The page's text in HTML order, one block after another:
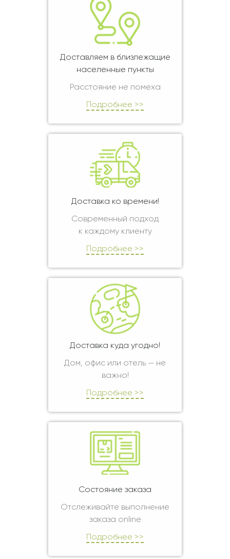
Доставляем в близлежащие
населенные пункты
Расстояние не помеха
Подробнее >>
Доставка ко времени!
Современный подход
к каждому клиенту
Подробнее >>
Доставка куда угодно!
Дом, офис или отель — не
важно!
Подробнее >>
Состояние заказа
Отслеживайте выполнение
заказа online
Подробнее >>